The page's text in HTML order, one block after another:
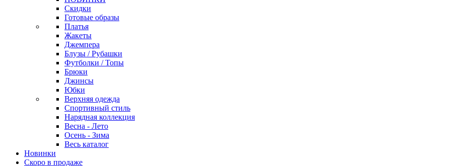
Скидки
Готовые образы
Платья
Жакеты
Джемпера
Блузы / Рубашки
Футболки / Топы
Брюки
Джинсы
Юбки
Верхняя одежда
Спортивный стиль
Нарядная коллекция
Весна - Лето
Осень - Зима
Весь каталог
Новинки
Скоро в продаже